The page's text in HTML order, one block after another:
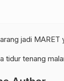
jadi MARET
tidur tenang